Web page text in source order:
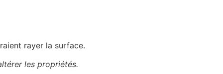
rayer la surface.
les propriétés.